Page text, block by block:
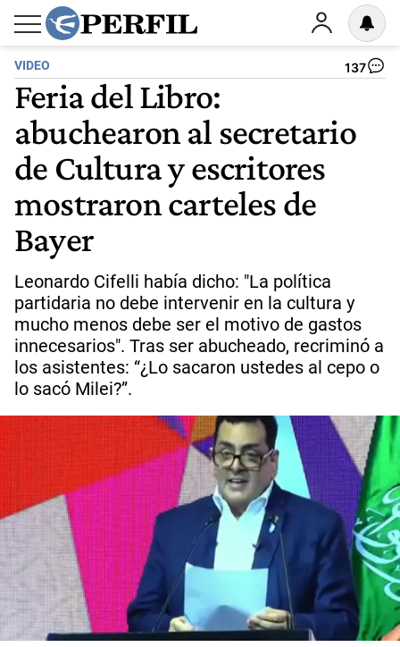
VIDEO 137
Feria del Libro:
abuchearon al secretario
de Cultura y escritores
mostraron carteles de
Bayer
Leonardo Cifelli había dicho: "La política
partidaria no debe intervenir en la cultura y
mucho menos debe ser el motivo de gastos
innecesarios". Tras ser abucheado, recriminó a
los asistentes: “¿Lo sacaron ustedes al cepo o
lo sacó Milei?”.